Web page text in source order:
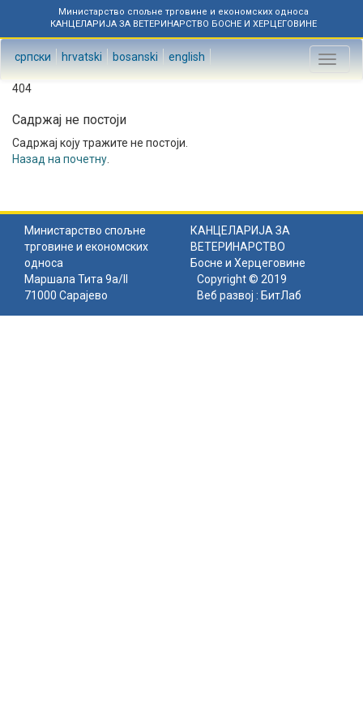
Министарство спољне трговине и економских односа
КАНЦЕЛАРИЈА ЗА ВЕТЕРИНАРСТВО БОСНЕ И ХЕРЦЕГОВИНЕ
српски hrvatski bosanski english
Toggle
404
Садржај не постоји
Садржај коју тражите не постоји.
Назад на почетну
Министарство спољне
трговине и економских
односа
КАНЦЕЛАРИЈА ЗА
ВЕТЕРИНАРСТВО
Босне и Херцеговине
Маршала Тита 9а/II
71000 Сарајево
Copyright © 2019
Веб развој : БитЛаб